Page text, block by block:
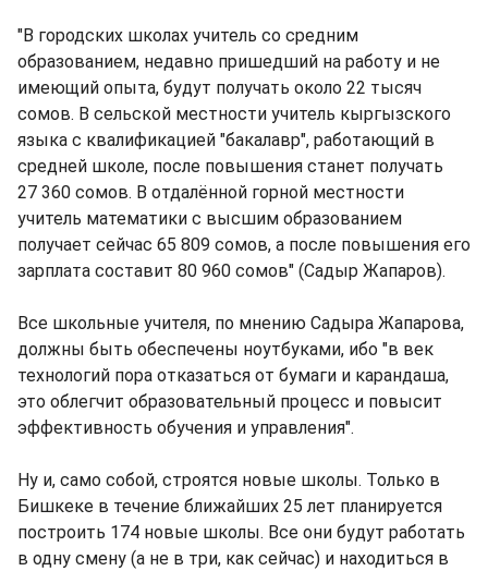
"В городских школах учитель со средним
образованием, недавно пришедший на работу и не
имеющий опыта, будут получать около 22 тысяч
сомов. В сельской местности учитель кыргызского
языка с квалификацией "бакалавр", работающий в
средней школе, после повышения станет получать
27 360 сомов. В отдалённой горной местности
учитель математики с высшим образованием
получает сейчас 65 809 сомов, а после повышения его
зарплата составит 80 960 сомов" (Садыр Жапаров).
Все школьные учителя, по мнению Садыра Жапарова,
должны быть обеспечены ноутбуками, ибо "в век
технологий пора отказаться от бумаги и карандаша,
это облегчит образовательный процесс и повысит
эффективность обучения и управления".
Ну и, само собой, строятся новые школы. Только в
Бишкеке в течение ближайших 25 лет планируется
построить 174 новые школы. Все они будут работать
в одну смену (а не в три, как сейчас) и находиться в